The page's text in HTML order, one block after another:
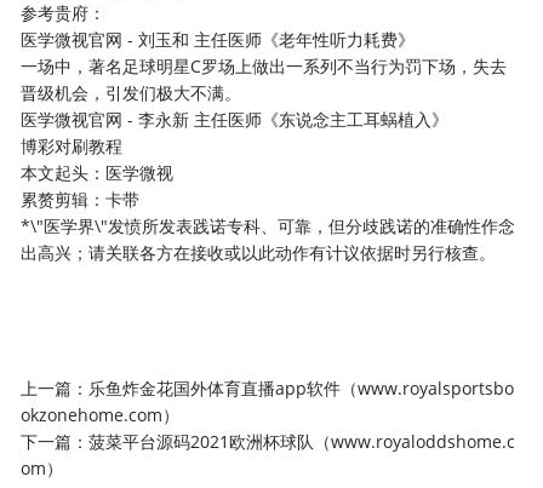
参考贵府：
医学微视官网 - 刘玉和 主任医师《老年性听力耗费》
一场中，著名足球明星C罗场上做出一系列不当行为罚下场，失去
晋级机会，引发们极大不满。
医学微视官网 - 李永新 主任医师《东说念主工耳蜗植入》
博彩对刷教程
本文起头：医学微视
累赘剪辑：卡带
*\"医学界\"发愤所发表践诺专科、可靠，但分歧践诺的准确性作念
出高兴；请关联各方在接收或以此动作有计议依据时另行核查。
上一篇： 乐鱼炸金花国外体育直播app软件（www.royalsportsbo
okzonehome.com）
下一篇：菠菜平台源码2021欧洲杯球队（www.royaloddshome.c
om）